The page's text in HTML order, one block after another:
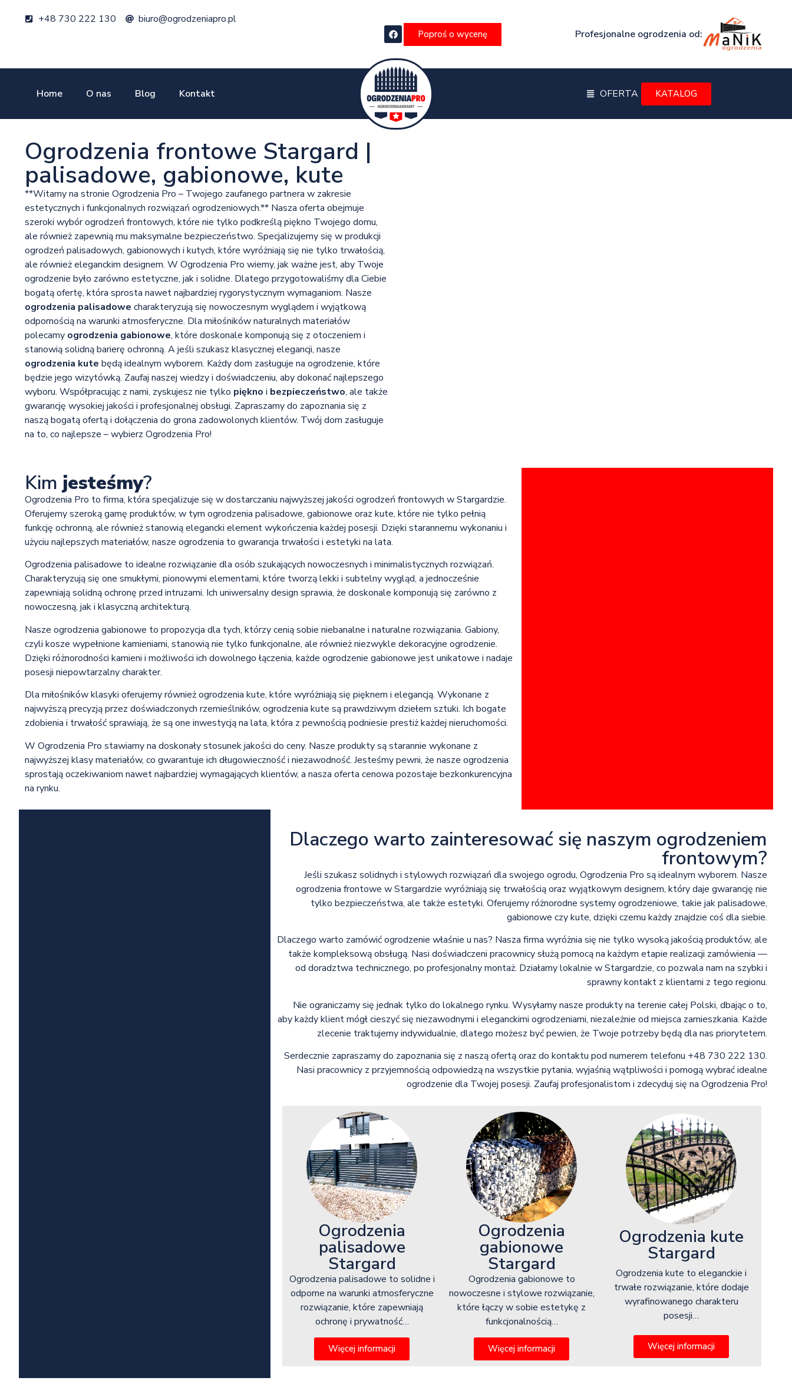
+48 730 222 130 biuro@ogrodzeniapro.pl
Poproś o wycenę Profesjonalne ogrodzenia od:
Home O nas Blog Kontakt OFERTA KATALOG
Ogrodzenia frontowe Stargard |
palisadowe, gabionowe, kute
**Witamy na stronie Ogrodzenia Pro – Twojego zaufanego partnera w zakresie
estetycznych i funkcjonalnych rozwiązań ogrodzeniowych.** Nasza oferta obejmuje
szeroki wybór ogrodzeń frontowych, które nie tylko podkreślą piękno Twojego domu,
ale również zapewnią mu maksymalne bezpieczeństwo. Specjalizujemy się w produkcji
ogrodzeń palisadowych, gabionowych i kutych, które wyróżniają się nie tylko trwałością,
ale również eleganckim designem. W Ogrodzenia Pro wiemy, jak ważne jest, aby Twoje
ogrodzenie było zarówno estetyczne, jak i solidne. Dlatego przygotowaliśmy dla Ciebie
bogatą ofertę, która sprosta nawet najbardziej rygorystycznym wymaganiom. Nasze
ogrodzenia palisadowe charakteryzują się nowoczesnym wyglądem i wyjątkową
odpornością na warunki atmosferyczne. Dla miłośników naturalnych materiałów
polecamy ogrodzenia gabionowe, które doskonale komponują się z otoczeniem i
stanowią solidną barierę ochronną. A jeśli szukasz klasycznej elegancji, nasze
ogrodzenia kute będą idealnym wyborem. Każdy dom zasługuje na ogrodzenie, które
będzie jego wizytówką. Zaufaj naszej wiedzy i doświadczeniu, aby dokonać najlepszego
wyboru. Współpracując z nami, zyskujesz nie tylko piękno i bezpieczeństwo, ale także
gwarancję wysokiej jakości i profesjonalnej obsługi. Zapraszamy do zapoznania się z
naszą bogatą ofertą i dołączenia do grona zadowolonych klientów. Twój dom zasługuje
na to, co najlepsze – wybierz Ogrodzenia Pro!
Kim jesteśmy?
Ogrodzenia Pro to firma, która specjalizuje się w dostarczaniu najwyższej jakości ogrodzeń frontowych w Stargardzie.
Oferujemy szeroką gamę produktów, w tym ogrodzenia palisadowe, gabionowe oraz kute, które nie tylko pełnią
funkcję ochronną, ale również stanowią elegancki element wykończenia każdej posesji. Dzięki starannemu wykonaniu i
użyciu najlepszych materiałów, nasze ogrodzenia to gwarancja trwałości i estetyki na lata.
Ogrodzenia palisadowe to idealne rozwiązanie dla osób szukających nowoczesnych i minimalistycznych rozwiązań.
Charakteryzują się one smukłymi, pionowymi elementami, które tworzą lekki i subtelny wygląd, a jednocześnie
zapewniają solidną ochronę przed intruzami. Ich uniwersalny design sprawia, że doskonale komponują się zarówno z
nowoczesną, jak i klasyczną architekturą.
Nasze ogrodzenia gabionowe to propozycja dla tych, którzy cenią sobie niebanalne i naturalne rozwiązania. Gabiony,
czyli kosze wypełnione kamieniami, stanowią nie tylko funkcjonalne, ale również niezwykle dekoracyjne ogrodzenie.
Dzięki różnorodności kamieni i możliwości ich dowolnego łączenia, każde ogrodzenie gabionowe jest unikatowe i nadaje
posesji niepowtarzalny charakter.
Dla miłośników klasyki oferujemy również ogrodzenia kute, które wyróżniają się pięknem i elegancją. Wykonane z
najwyższą precyzją przez doświadczonych rzemieślników, ogrodzenia kute są prawdziwym dziełem sztuki. Ich bogate
zdobienia i trwałość sprawiają, że są one inwestycją na lata, która z pewnością podniesie prestiż każdej nieruchomości.
W Ogrodzenia Pro stawiamy na doskonały stosunek jakości do ceny. Nasze produkty są starannie wykonane z
najwyższej klasy materiałów, co gwarantuje ich długowieczność i niezawodność. Jesteśmy pewni, że nasze ogrodzenia
sprostają oczekiwaniom nawet najbardziej wymagających klientów, a nasza oferta cenowa pozostaje bezkonkurencyjna
na rynku.
Dlaczego warto zainteresować się naszym ogrodzeniem
frontowym?
Jeśli szukasz solidnych i stylowych rozwiązań dla swojego ogrodu, Ogrodzenia Pro są idealnym wyborem. Nasze
ogrodzenia frontowe w Stargardzie wyróżniają się trwałością oraz wyjątkowym designem, który daje gwarancję nie
tylko bezpieczeństwa, ale także estetyki. Oferujemy różnorodne systemy ogrodzeniowe, takie jak palisadowe,
gabionowe czy kute, dzięki czemu każdy znajdzie coś dla siebie.
Dlaczego warto zamówić ogrodzenie właśnie u nas? Nasza firma wyróżnia się nie tylko wysoką jakością produktów, ale
także kompleksową obsługą. Nasi doświadczeni pracownicy służą pomocą na każdym etapie realizacji zamówienia —
od doradztwa technicznego, po profesjonalny montaż. Działamy lokalnie w Stargardzie, co pozwala nam na szybki i
sprawny kontakt z klientami z tego regionu.
Nie ograniczamy się jednak tylko do lokalnego rynku. Wysyłamy nasze produkty na terenie całej Polski, dbając o to,
aby każdy klient mógł cieszyć się niezawodnymi i eleganckimi ogrodzeniami, niezależnie od miejsca zamieszkania. Każde
zlecenie traktujemy indywidualnie, dlatego możesz być pewien, że Twoje potrzeby będą dla nas priorytetem.
Serdecznie zapraszamy do zapoznania się z naszą ofertą oraz do kontaktu pod numerem telefonu +48 730 222 130.
Nasi pracownicy z przyjemnością odpowiedzą na wszystkie pytania, wyjaśnią wątpliwości i pomogą wybrać idealne
ogrodzenie dla Twojej posesji. Zaufaj profesjonalistom i zdecyduj się na Ogrodzenia Pro!
Ogrodzenia
palisadowe
Stargard
Ogrodzenia palisadowe to solidne i
odporne na warunki atmosferyczne
rozwiązanie, które zapewniają
ochronę i prywatność…
Więcej informacji
Ogrodzenia
gabionowe
Stargard
Ogrodzenia gabionowe to
nowoczesne i stylowe rozwiązanie,
które łączy w sobie estetykę z
funkcjonalnością…
Więcej informacji
Ogrodzenia kute
Stargard
Ogrodzenia kute to eleganckie i
trwałe rozwiązanie, które dodaje
wyrafinowanego charakteru
posesji…
Więcej informacji